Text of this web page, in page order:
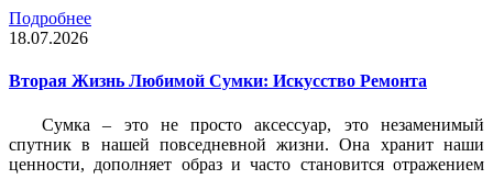
Подробнее
18.07.2026
Вторая Жизнь Любимой Сумки: Искусство Ремонта
Сумка – это не просто аксессуар, это незаменимый
спутник в нашей повседневной жизни. Она хранит наши
ценности, дополняет образ и часто становится отражением